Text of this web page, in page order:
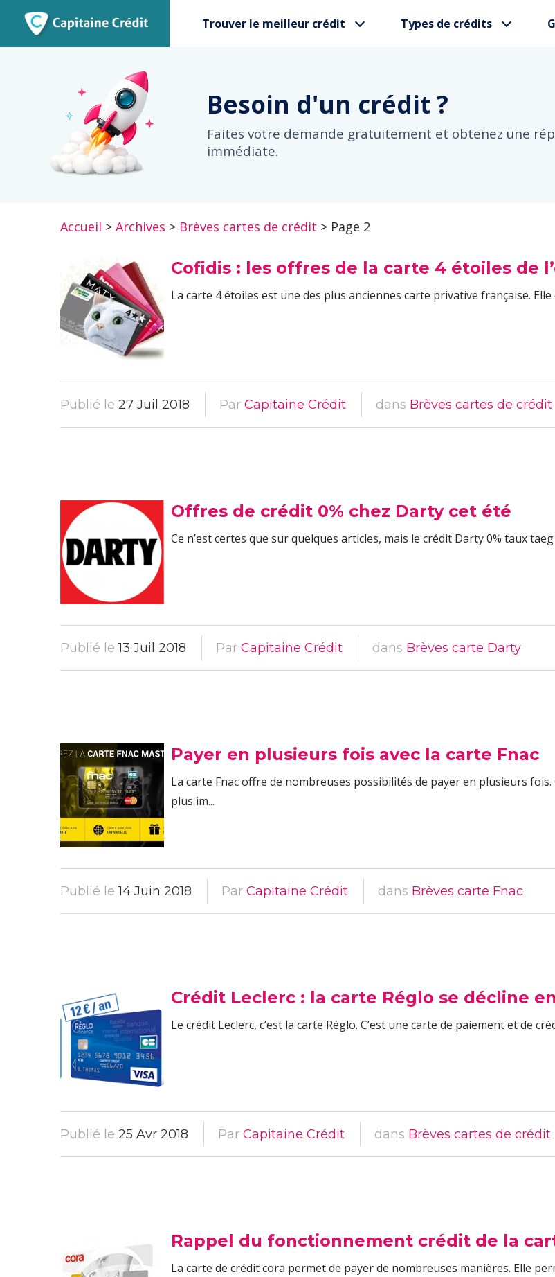
Trouver le meilleur crédit Types de crédits
Besoin d'un crédit ?
Faites votre demande gratuitement et obtenez une
immédiate.
Accueil > Archives > Brèves cartes de crédit > Page 2
Cofidis : les offres de la carte 4 étoiles de
La carte 4 étoiles est une des plus anciennes carte privative française.
Publié le 27 Juil 2018 Par Capitaine Crédit dans Brèves cartes de crédit
Offres de crédit 0% chez Darty cet été
Ce n’est certes que sur quelques articles, mais le crédit Darty 0% taux
Publié le13 Juil 2018 Par Capitaine Crédit dans Brèves carte Darty
Payer en plusieurs fois avec la carte Fnac
La carte Fnac offre de nombreuses possibilités de payer en plusieurs
plus im...
Publié le14 Juin 2018 Par Capitaine Crédit dans Brèves carte Fnac
Crédit Leclerc : la carte Réglo se décline
Le crédit Leclerc, c’est la carte Réglo. C’est une carte de paiement et de
Publié le 25 Avr 2018 Par Capitaine Crédit dans Brèves cartes de crédit
Rappel du fonctionnement crédit de la
La carte de crédit cora permet de payer de nombreuses manières. Elle